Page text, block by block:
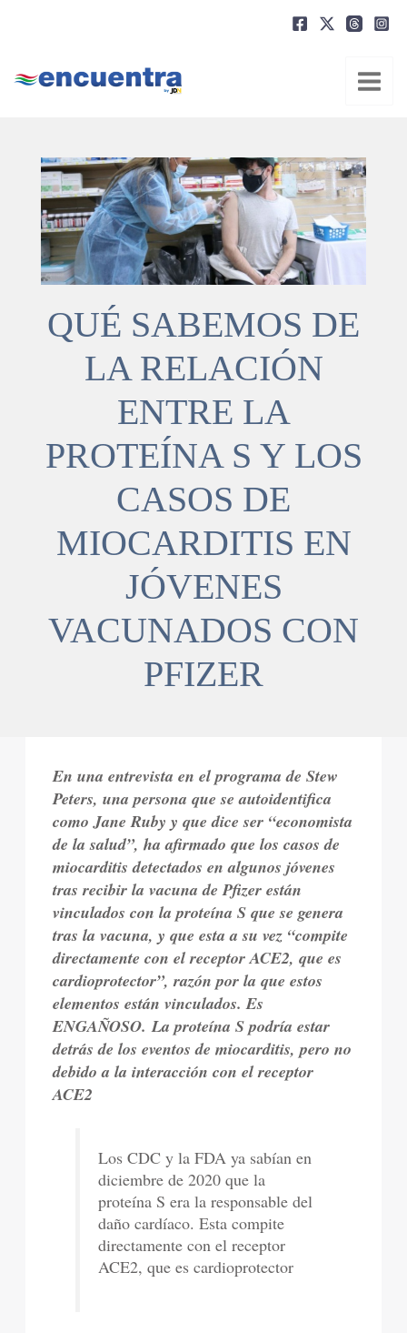
QUÉ SABEMOS DE
LA RELACIÓN
ENTRE LA
PROTEÍNA S Y LOS
CASOS DE
MIOCARDITIS EN
JÓVENES
VACUNADOS CON
PFIZER
En una entrevista en el programa de Stew
Peters, una persona que se autoidentifica
como Jane Ruby y que dice ser “economista
de la salud”, ha afirmado que los casos de
miocarditis detectados en algunos jóvenes
tras recibir la vacuna de Pfizer están
vinculados con la proteína S que se genera
tras la vacuna, y que esta a su vez “compite
directamente con el receptor ACE2, que es
cardioprotector”, razón por la que estos
elementos están vinculados. Es
ENGAÑOSO. La proteína S podría estar
detrás de los eventos de miocarditis, pero no
debido a la interacción con el receptor
ACE2
Los CDC y la FDA ya sabían en
diciembre de 2020 que la
proteína S era la responsable del
daño cardíaco. Esta compite
directamente con el receptor
ACE2, que es cardioprotector